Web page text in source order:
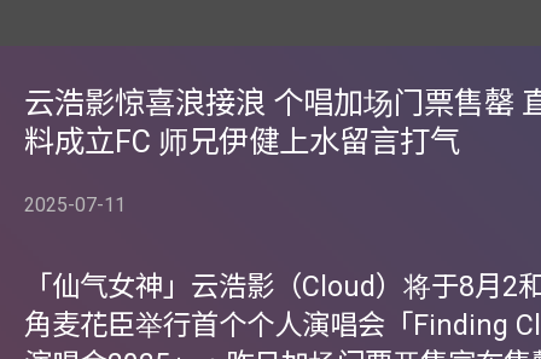
云浩影惊喜浪接浪 个唱加场门票售罄
料成立FC 师兄伊健上水留言打气
2025-07-11
「仙气女神」云浩影（Cloud）将于8月2
角麦花臣举行首个个人演唱会「Finding